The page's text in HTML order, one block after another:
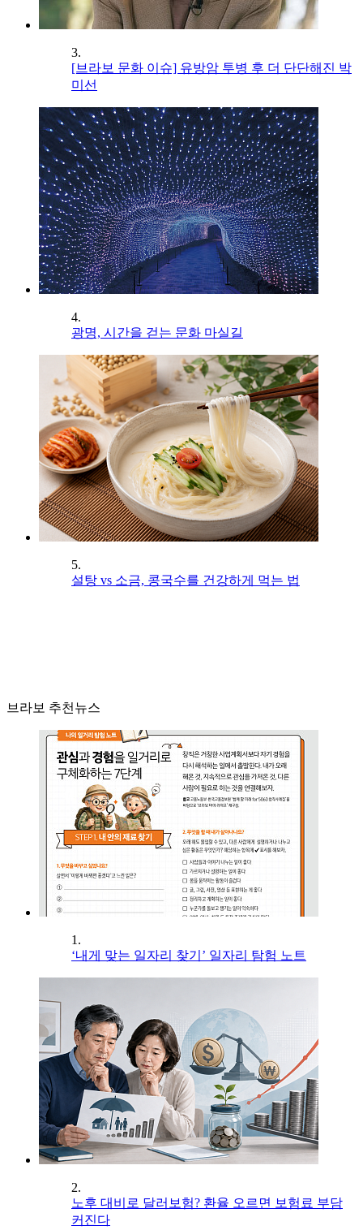
3.
[브라보 문화 이슈] 유방암 투병 후 더 단단해진 박
미선
4.
광명, 시간을 걷는 문화 마실길
5.
설탕 vs 소금, 콩국수를 건강하게 먹는 법
브라보 추천뉴스
1.
‘내게 맞는 일자리 찾기’ 일자리 탐험 노트
2.
노후 대비로 달러보험? 환율 오르면 보험료 부담
커진다